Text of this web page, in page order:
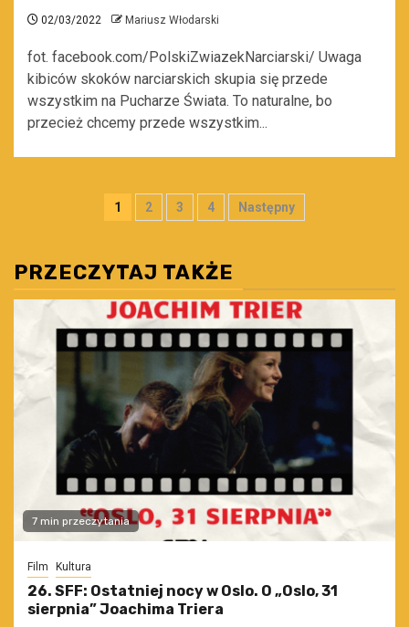
02/03/2022 Mariusz Włodarski
fot. facebook.com/PolskiZwiazekNarciarski/ Uwaga
kibiców skoków narciarskich skupia się przede
wszystkim na Pucharze Świata. To naturalne, bo
przecież chcemy przede wszystkim...
Stronicowanie
1 2 3 4 Następny
PRZECZYTAJ TAKŻE
7 min przeczytania
Film Kultura
26. SFF: Ostatniej nocy w Oslo. O „Oslo, 31
sierpnia” Joachima Triera